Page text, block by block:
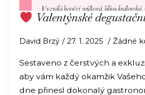
Valentýnské
David Brzý 27. 1. 2025 Žádné
Sestaveno z čerstvých a
aby vám každý okamžik
dne přinesl dokonalý